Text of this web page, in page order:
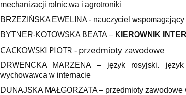
mechanizacji rolnictwa i agrotroniki
BRZEZIŃSKA EWELINA - nauczyciel wspomagający
BYTNER-KOTOWSKA BEATA – KIEROWNIK
CACKOWSKI PIOTR - przedmioty zawodowe
DRWENCKA MARZENA – język rosyjski,
wychowawca w internacie
DUNAJSKA MAŁGORZATA – przedmioty